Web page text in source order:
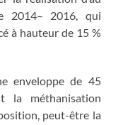
2014– 2016, qui
à hauteur de 15 %
enveloppe de 45
la méthanisation
peut-être la